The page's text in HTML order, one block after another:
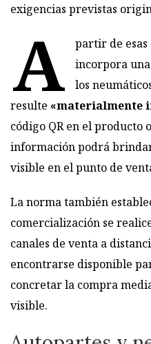
exigencias previstas
A
partir de esas
incorpora
los
resulte «materialmente
código QR en el producto
información podrá
visible en el punto de
La norma también
comercialización se
canales de venta a
encontrarse disponible
concretar la compra
visible.